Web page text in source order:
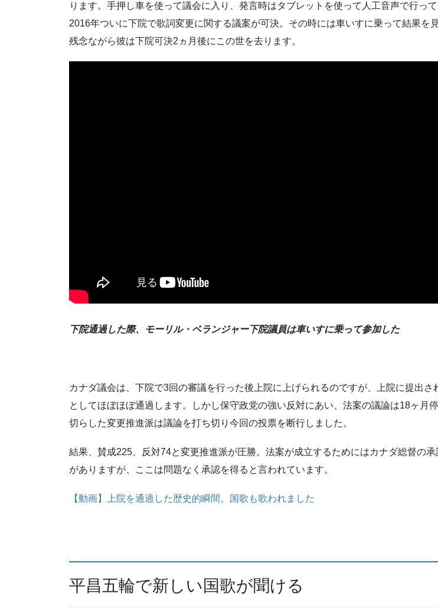
ります。手押し車を使って議会に入り、発言時はタブレットを使って人工音声で行って
2016年ついに下院で歌詞変更に関する議案が可決。その時には車いすに乗って結果を
残念ながら彼は下院可決2ヵ月後にこの世を去ります。
下院通過した際、モーリル・ベランジャー下院議員は車いすに乗って参加した
カナダ議会は、下院で3回の審議を行った後上院に上げられるのですが、上院に提出さ
としてほぼほぼ通過します。しかし保守政党の強い反対にあい、法案の議論は18ヶ月
切らした変更推進派は議論を打ち切り今回の投票を断行しました。
結果、賛成225、反対74と変更推進派が圧勝。法案が成立するためにはカナダ総督の
がありますが、ここは問題なく承認を得ると言われています。
【動画】上院を通過した歴史的瞬間。国歌も歌われました
平昌五輪で新しい国歌が聞ける